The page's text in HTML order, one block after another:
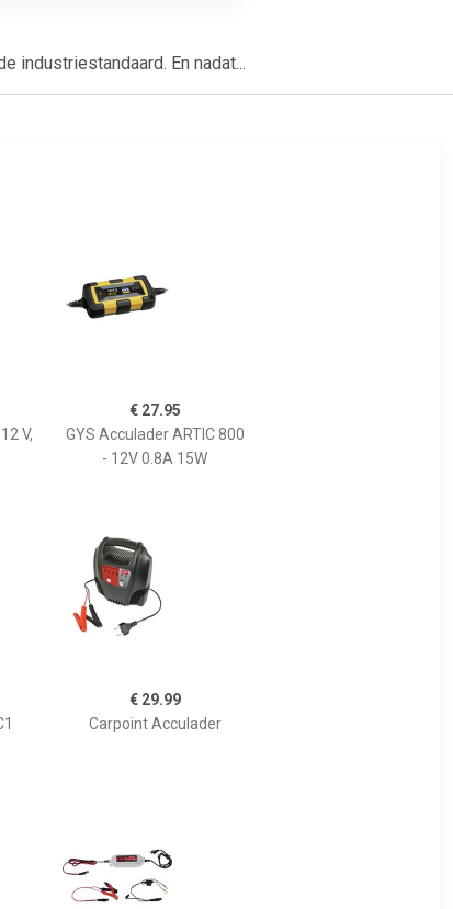
industriestandaard. En nadat...
V,
€ 27.95
GYS Acculader ARTIC 800
- 12V 0.8A 15W
€ 29.99
Carpoint Acculader